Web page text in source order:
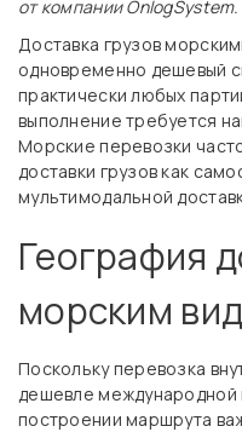
от компании OnlogSystem.
Доставка грузов
одновременно дешевый
практически любых
выполнение требуется
Морские перевозки
доставки грузов как
мультимодальной
География
морским
Поскольку перевозка
дешевле международной
построении маршрута